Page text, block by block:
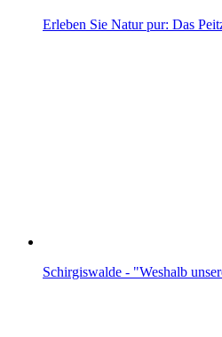
Erleben Sie Natur pur: Das
Schirgiswalde - "Weshalb